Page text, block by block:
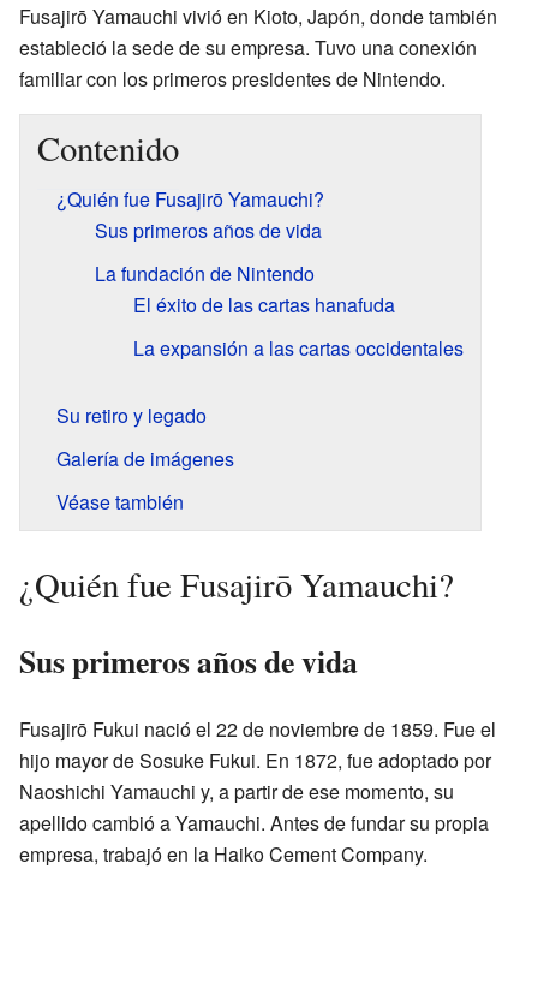
Fusajirō Yamauchi vivió en Kioto, Japón, donde también
estableció la sede de su empresa. Tuvo una conexión
familiar con los primeros presidentes de Nintendo.
Contenido
¿Quién fue Fusajirō Yamauchi?
Sus primeros años de vida
La fundación de Nintendo
El éxito de las cartas hanafuda
La expansión a las cartas occidentales
Su retiro y legado
Galería de imágenes
Véase también
¿Quién fue Fusajirō Yamauchi?
Sus primeros años de vida
Fusajirō Fukui nació el 22 de noviembre de 1859. Fue el
hijo mayor de Sosuke Fukui. En 1872, fue adoptado por
Naoshichi Yamauchi y, a partir de ese momento, su
apellido cambió a Yamauchi. Antes de fundar su propia
empresa, trabajó en la Haiko Cement Company.